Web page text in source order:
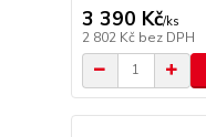
3 390 Kč/ks
2 802 Kč bez DPH